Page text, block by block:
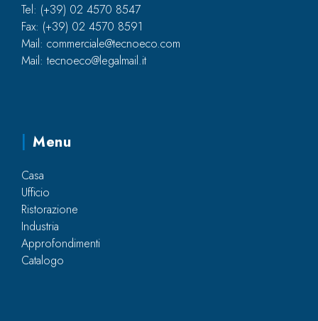
Tel: (+39) 02 4570 8547
Fax: (+39) 02 4570 8591
Mail: commerciale@tecnoeco.com
Mail: tecnoeco@legalmail.it
Menu
Casa
Ufficio
Ristorazione
Industria
Approfondimenti
Catalogo